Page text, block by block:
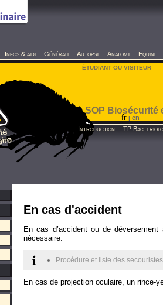
Infos & aide Générale Autopsie Anatomie Equine
ÉTUDIANT OU VISITEUR
fr | en
SOP Biosécurité
Introduction TP
En cas d'accident
En cas d’accident ou de
nécessaire.
Procédure et liste des
En cas de projection oculaire, un rince-